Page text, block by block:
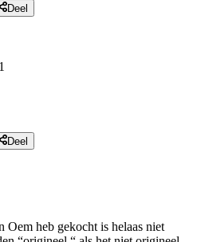
Deel
Deel
Oem heb gekocht is helaas niet